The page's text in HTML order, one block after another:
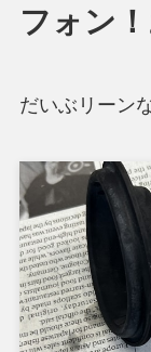
フォン
だいぶリーン